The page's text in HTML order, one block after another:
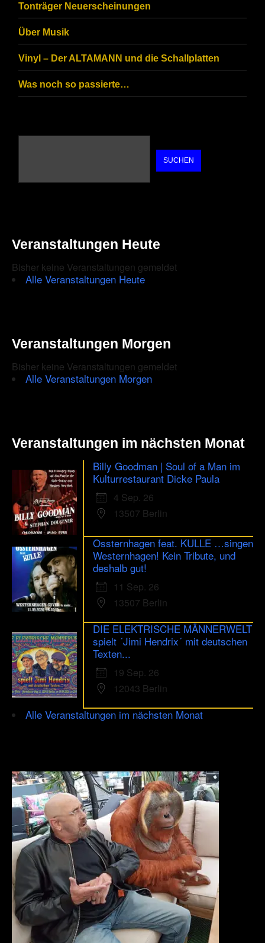
human.
Tonträger Neuerscheinungen
Über Musik
Vinyl – Der ALTAMANN und die Schallplatten
Was noch so passierte…
SUCHEN
Veranstaltungen Heute
Bisher keine Veranstaltungen gemeldet
Alle Veranstaltungen Heute
Veranstaltungen Morgen
Bisher keine Veranstaltungen gemeldet
Alle Veranstaltungen Morgen
Veranstaltungen im nächsten Monat
Billy Goodman | Soul of a Man im
Kulturrestaurant Dicke Paula
4 Sep. 26
13507 Berlin
Ossternhagen feat. KULLE …singen
Westernhagen! Kein Tribute, und
deshalb gut!
11 Sep. 26
13507 Berlin
DIE ELEKTRISCHE MÄNNERWELT
spielt ´Jimi Hendrix´ mit deutschen
Texten...
19 Sep. 26
12043 Berlin
Alle Veranstaltungen im nächsten Monat